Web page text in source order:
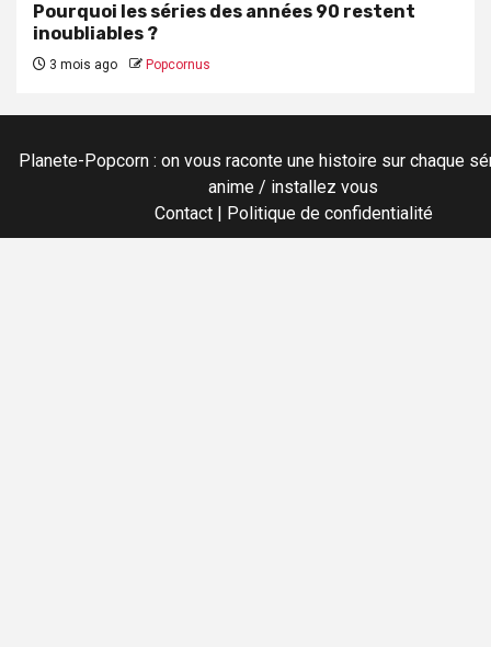
Pourquoi les séries des années 90 restent
inoubliables ?
3 mois ago Popcornus
Planete-Popcorn : on vous raconte une histoire sur chaque
anime / installez vous
Contact| Politique de confidentialité